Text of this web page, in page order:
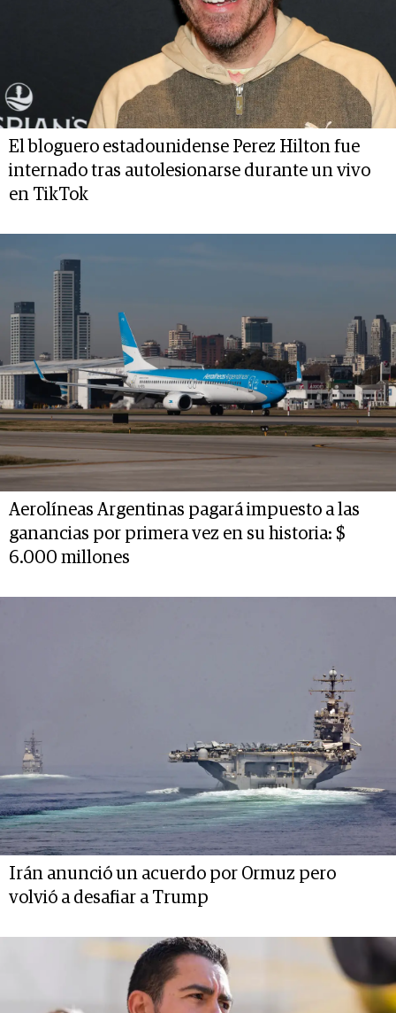
El bloguero estadounidense Perez Hilton fue
internado tras autolesionarse durante un vivo
en TikTok
Aerolíneas Argentinas pagará impuesto a las
ganancias por primera vez en su historia: $
6.000 millones
Irán anunció un acuerdo por Ormuz pero
volvió a desafiar a Trump